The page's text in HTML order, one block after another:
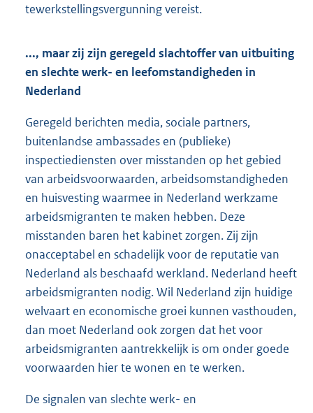
tewerkstellingsvergunning vereist.
..., maar zij zijn geregeld slachtoffer van uitbuiting
en slechte werk- en leefomstandigheden in
Nederland
Geregeld berichten media, sociale partners,
buitenlandse ambassades en (publieke)
inspectiediensten over misstanden op het gebied
van arbeidsvoorwaarden, arbeidsomstandigheden
en huisvesting waarmee in Nederland werkzame
arbeidsmigranten te maken hebben. Deze
misstanden baren het kabinet zorgen. Zij zijn
onacceptabel en schadelijk voor de reputatie van
Nederland als beschaafd werkland. Nederland heeft
arbeidsmigranten nodig. Wil Nederland zijn huidige
welvaart en economische groei kunnen vasthouden,
dan moet Nederland ook zorgen dat het voor
arbeidsmigranten aantrekkelijk is om onder goede
voorwaarden hier te wonen en te werken.
De signalen van slechte werk- en